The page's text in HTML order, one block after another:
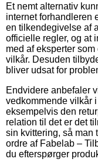
Et nemt alternativ
internet forhandleren
en tilkendegivelse af
officielle regler, og at
med af eksperter
vilkår. Desuden
bliver udsat for
Endvidere anbefaler
vedkommende vilkår
eksempelvis den
relation til det er det
sin kvittering, så man
ordre af Fabelab –
du efterspørger